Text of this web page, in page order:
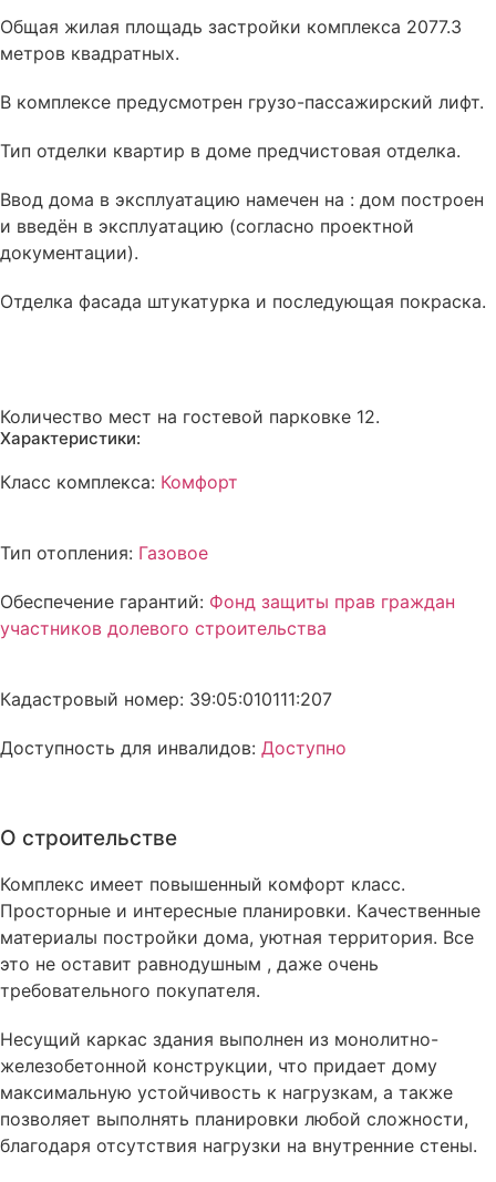
Общая жилая площадь застройки комплекса 2077.3
метров квадратных.
В комплексе предусмотрен грузо-пассажирский лифт.
Тип отделки квартир в доме предчистовая отделка.
Ввод дома в эксплуатацию намечен на : дом построен
и введён в эксплуатацию (согласно проектной
документации).
Отделка фасада штукатурка и последующая покраска.
Количество мест на гостевой парковке 12.
Характеристики:
Класс комплекса: Комфорт
Тип отопления: Газовое
Обеспечение гарантий: Фонд защиты прав граждан
участников долевого строительства
Кадастровый номер: 39:05:010111:207
Доступность для инвалидов: Доступно
О строительстве
Комплекс имеет повышенный комфорт класс.
Просторные и интересные планировки. Качественные
материалы постройки дома, уютная территория. Все
это не оставит равнодушным , даже очень
требовательного покупателя.
Несущий каркас здания выполнен из монолитно-
железобетонной конструкции, что придает дому
максимальную устойчивость к нагрузкам, а также
позволяет выполнять планировки любой сложности,
благодаря отсутствия нагрузки на внутренние стены.